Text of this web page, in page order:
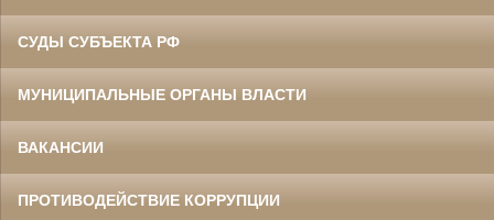
СУДЫ СУБЪЕКТА РФ
МУНИЦИПАЛЬНЫЕ ОРГАНЫ ВЛАСТИ
ВАКАНСИИ
ПРОТИВОДЕЙСТВИЕ КОРРУПЦИИ